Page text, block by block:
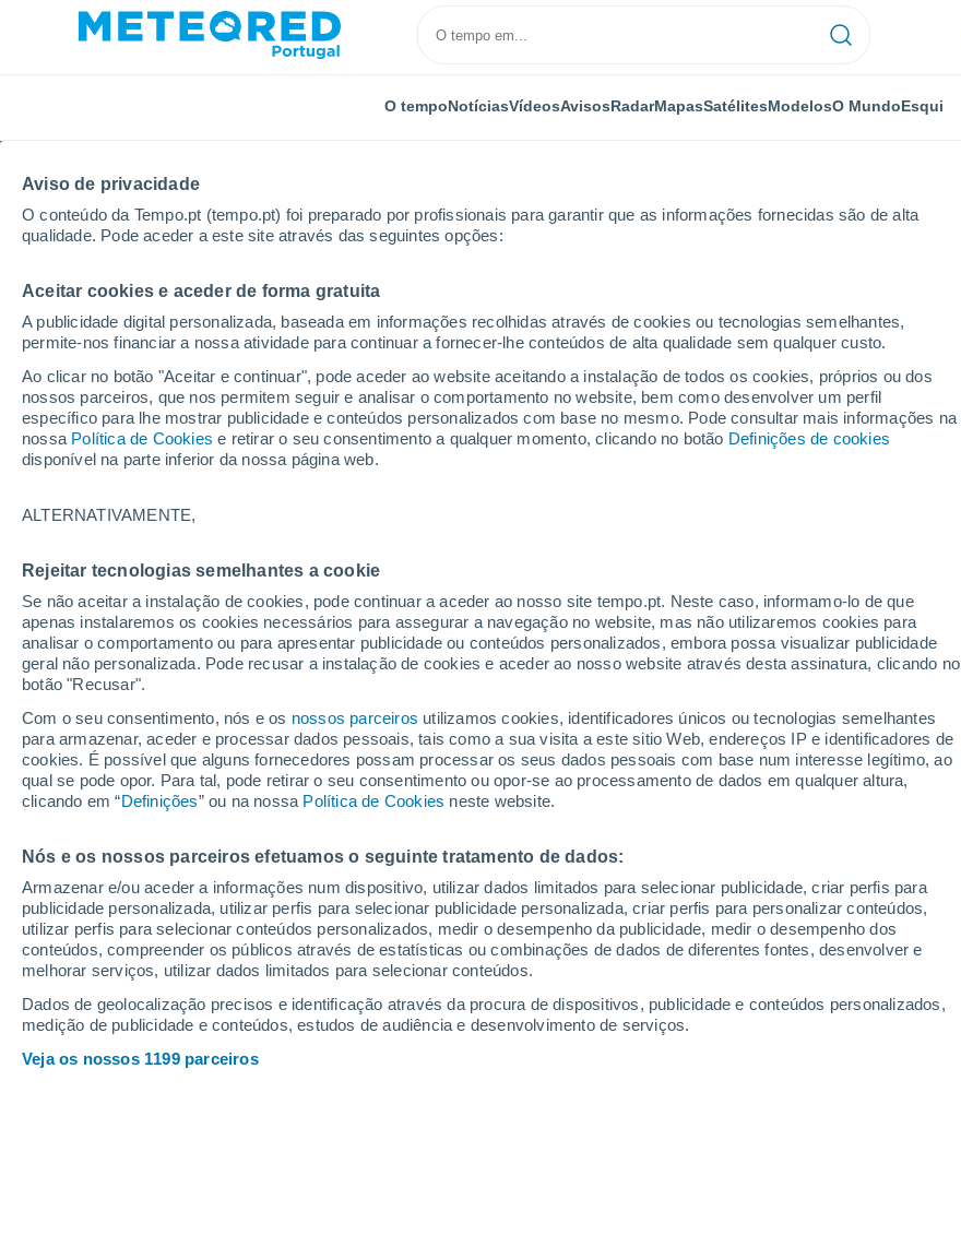
Aviso de privacidade
O conteúdo da Tempo.pt (tempo.pt) foi preparado por profissionais para garantir que as informações fornecidas são de alta
qualidade. Pode aceder a este site através das seguintes opções:
Aceitar cookies e aceder de forma gratuita
A publicidade digital personalizada, baseada em informações recolhidas através de cookies ou tecnologias semelhantes,
permite-nos financiar a nossa atividade para continuar a fornecer-lhe conteúdos de alta qualidade sem qualquer custo.
Ao clicar no botão "Aceitar e continuar", pode aceder ao website aceitando a instalação de todos os cookies, próprios ou dos
nossos parceiros, que nos permitem seguir e analisar o comportamento no website, bem como desenvolver um perfil
específico para lhe mostrar publicidade e conteúdos personalizados com base no mesmo. Pode consultar mais informações na
nossa Política de Cookies e retirar o seu consentimento a qualquer momento, clicando no botão Definições de cookies
disponível na parte inferior da nossa página web.
ALTERNATIVAMENTE,
Rejeitar tecnologias semelhantes a cookie
Se não aceitar a instalação de cookies, pode continuar a aceder ao nosso site tempo.pt. Neste caso, informamo-lo de que
apenas instalaremos os cookies necessários para assegurar a navegação no website, mas não utilizaremos cookies para
analisar o comportamento ou para apresentar publicidade ou conteúdos personalizados, embora possa visualizar publicidade
geral não personalizada. Pode recusar a instalação de cookies e aceder ao nosso website através desta assinatura, clicando no
botão "Recusar".
Com o seu consentimento, nós e os nossos parceiros utilizamos cookies, identificadores únicos ou tecnologias semelhantes
para armazenar, aceder e processar dados pessoais, tais como a sua visita a este sitio Web, endereços IP e identificadores de
cookies. É possível que alguns fornecedores possam processar os seus dados pessoais com base num interesse legítimo, ao
qual se pode opor. Para tal, pode retirar o seu consentimento ou opor-se ao processamento de dados em qualquer altura,
clicando em “Definições” ou na nossa Política de Cookies neste website.
Nós e os nossos parceiros efetuamos o seguinte tratamento de dados:
Armazenar e/ou aceder a informações num dispositivo, utilizar dados limitados para selecionar publicidade, criar perfis para
publicidade personalizada, utilizar perfis para selecionar publicidade personalizada, criar perfis para personalizar conteúdos,
utilizar perfis para selecionar conteúdos personalizados, medir o desempenho da publicidade, medir o desempenho dos
conteúdos, compreender os públicos através de estatísticas ou combinações de dados de diferentes fontes, desenvolver e
melhorar serviços, utilizar dados limitados para selecionar conteúdos.
Dados de geolocalização precisos e identificação através da procura de dispositivos, publicidade e conteúdos personalizados,
medição de publicidade e conteúdos, estudos de audiência e desenvolvimento de serviços.
Veja os nossos 1199 parceiros
O tempoNotíciasVídeosAvisosRadarMapasSatélitesModelosO MundoEsqui
Início República Checa Ústi nad Labem
Ski areál Peklák
26/12/2026
Hoje
9 Ago.
Amanhã
10 Ago.
Terça
11 Ago.
Boletim de neve de hoje
Pistas por dificuldade 0 1 1 0
Quilómetros esquiáveis 0 / 0
Pistas abertas
Elevadores 0 / 2
Espessura da neve na base 0 cm
Espessura da neve na parte superior
Profundidade da neve